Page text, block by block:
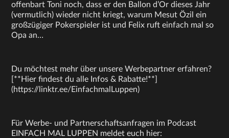
offenbart Toni noch, dass er den Ballon d’Or dieses Jahr
(vermutlich) wieder nicht kriegt, warum Mesut Özil ein
großzügiger Pokerspieler ist und Felix ruft einfach mal so
Opa an…
Du möchtest mehr über unsere Werbepartner erfahren?
[**Hier findest du alle Infos & Rabatte!**]
(https://linktr.ee/EinfachmalLuppen)
Für Werbe- und Partnerschaftsanfragen im Podcast
EINFACH MAL LUPPEN meldet euch hier: